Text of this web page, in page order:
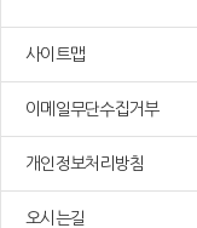
사이트맵
이메일무단수집거부
개인정보처리방침
오시는길